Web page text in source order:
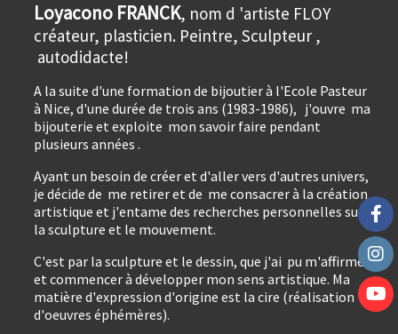
Loyacono FRANCK, nom d 'artiste FLOY
créateur, plasticien. Peintre, Sculpteur ,
autodidacte!
A la suite d'une formation de bijoutier à l'Ecole Pasteur
à Nice, d'une durée de trois ans (1983-1986), j'ouvre ma
bijouterie et exploite mon savoir faire pendant
plusieurs années .
Ayant un besoin de créer et d'aller vers d'autres univers,
je décide de me retirer et de me consacrer à la création
artistique et j'entame des recherches personnelles sur
la sculpture et le mouvement.
C'est par la sculpture et le dessin, que j'ai pu m'affirmer
et commencer à développer mon sens artistique. Ma
matière d'expression d'origine est la cire (réalisation
d'oeuvres éphémères).